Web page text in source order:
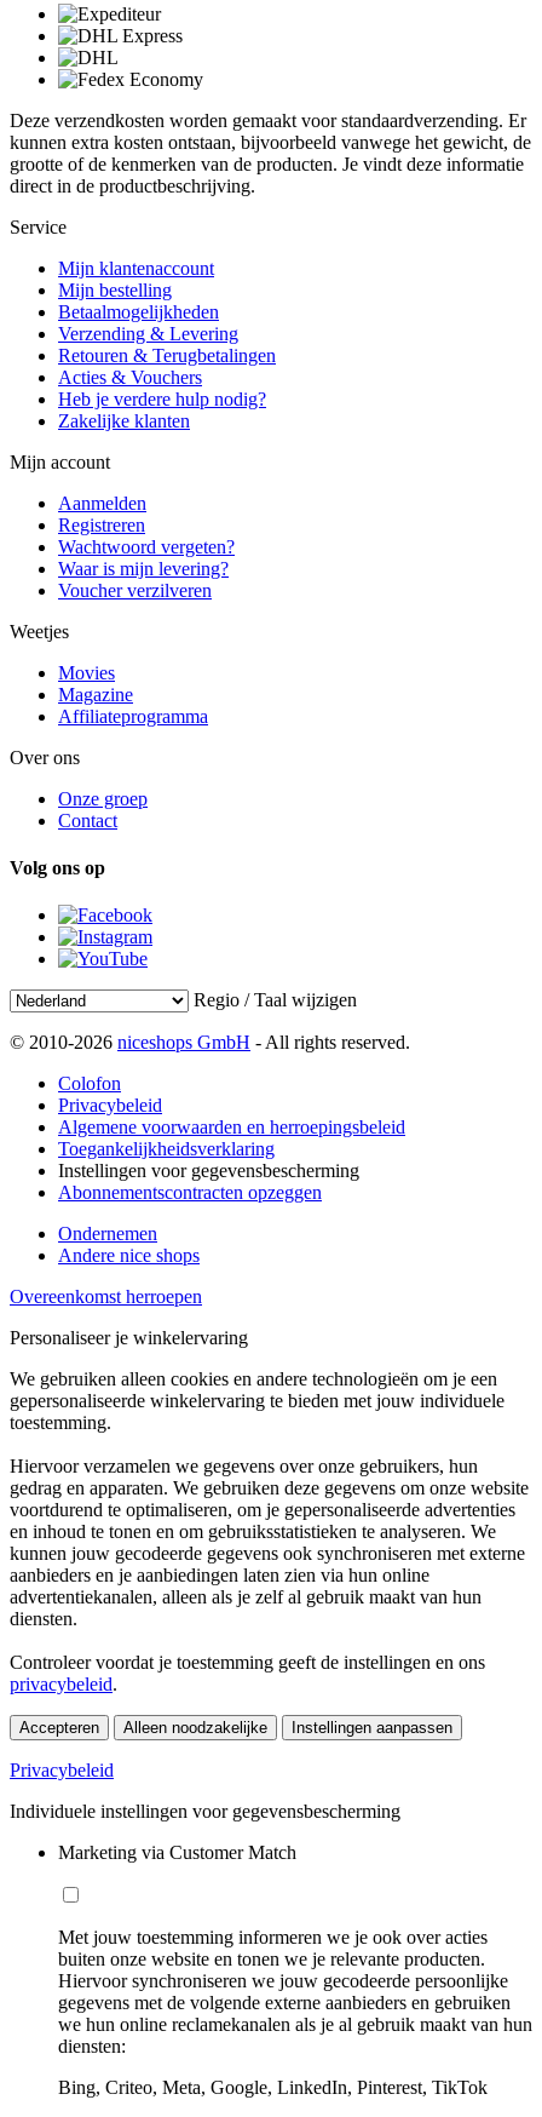
Deze verzendkosten worden gemaakt voor standaardverzending. Er
kunnen extra kosten ontstaan, bijvoorbeeld vanwege het gewicht, de
grootte of de kenmerken van de producten. Je vindt deze informatie
direct in de productbeschrijving.
Service
Mijn klantenaccount
Mijn bestelling
Betaalmogelijkheden
Verzending & Levering
Retouren & Terugbetalingen
Acties & Vouchers
Heb je verdere hulp nodig?
Zakelijke klanten
Mijn account
Aanmelden
Registreren
Wachtwoord vergeten?
Waar is mijn levering?
Voucher verzilveren
Weetjes
Movies
Magazine
Affiliateprogramma
Over ons
Onze groep
Contact
Volg ons op
Regio / Taal wijzigen
© 2010-2026 niceshops GmbH - All rights reserved.
Colofon
Privacybeleid
Algemene voorwaarden en herroepingsbeleid
Toegankelijkheidsverklaring
Instellingen voor gegevensbescherming
Abonnementscontracten opzeggen
Ondernemen
Andere nice shops
Overeenkomst herroepen
Personaliseer je winkelervaring
We gebruiken alleen cookies en andere technologieën om je een
gepersonaliseerde winkelervaring te bieden met jouw individuele
toestemming.
Hiervoor verzamelen we gegevens over onze gebruikers, hun
gedrag en apparaten. We gebruiken deze gegevens om onze website
voortdurend te optimaliseren, om je gepersonaliseerde advertenties
en inhoud te tonen en om gebruiksstatistieken te analyseren. We
kunnen jouw gecodeerde gegevens ook synchroniseren met externe
aanbieders en je aanbiedingen laten zien via hun online
advertentiekanalen, alleen als je zelf al gebruik maakt van hun
diensten.
Controleer voordat je toestemming geeft de instellingen en ons
privacybeleid.
Accepteren Alleen noodzakelijke Instellingen aanpassen
Privacybeleid
Individuele instellingen voor gegevensbescherming
Marketing via Customer Match
Met jouw toestemming informeren we je ook over acties
buiten onze website en tonen we je relevante producten.
Hiervoor synchroniseren we jouw gecodeerde persoonlijke
gegevens met de volgende externe aanbieders en gebruiken
we hun online reclamekanalen als je al gebruik maakt van hun
diensten:
Bing, Criteo, Meta, Google, LinkedIn, Pinterest, TikTok